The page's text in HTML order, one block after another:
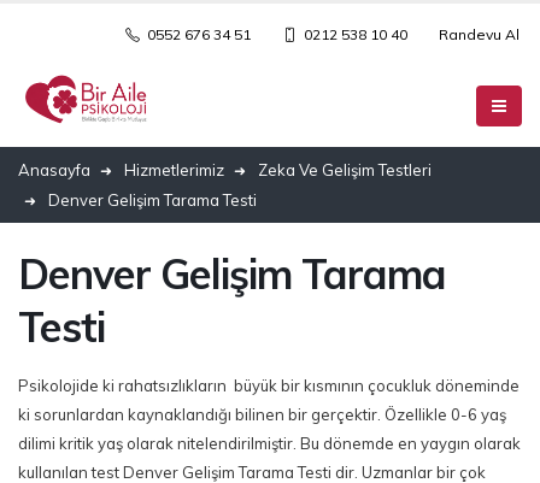
0552 676 34 51 0212 538 10 40 Randevu Al
Anasayfa Hizmetlerimiz
Zeka Ve Gelişim Testleri
Denver Gelişim Tarama Testi
Denver Gelişim Tarama
Testi
Psikolojide ki rahatsızlıkların büyük bir kısmının çocukluk döneminde
ki sorunlardan kaynaklandığı bilinen bir gerçektir. Özellikle 0-6 yaş
dilimi kritik yaş olarak nitelendirilmiştir. Bu dönemde en yaygın olarak
kullanılan test Denver Gelişim Tarama Testi dir. Uzmanlar bir çok